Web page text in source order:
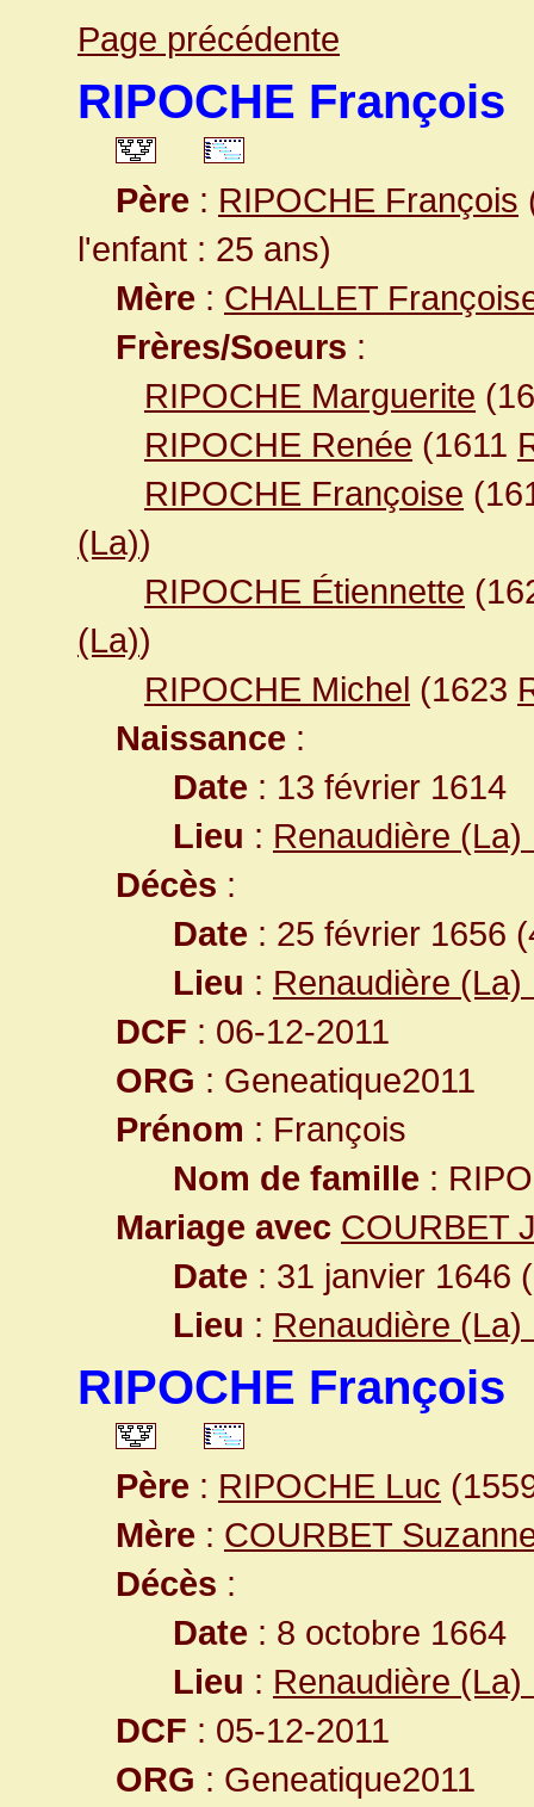
Page précédente
RIPOCHE François
Père : RIPOCHE François
l'enfant : 25 ans)
Mère : CHALLET
Frères/Soeurs :
RIPOCHE Marguerite
RIPOCHE Renée (1611
RIPOCHE Françoise
(La))
RIPOCHE Étiennette
(La))
RIPOCHE Michel (1623
Naissance :
Date : 13 février 1614
Lieu : Renaudière
Décès :
Date : 25 février 1656
Lieu : Renaudière
DCF : 06-12-2011
ORG : Geneatique2011
Prénom : François
Nom de famille :
Mariage avec COURBET
Date : 31 janvier 1646
Lieu : Renaudière
RIPOCHE François
Père : RIPOCHE Luc
Mère : COURBET
Décès :
Date : 8 octobre 1664
Lieu : Renaudière
DCF : 05-12-2011
ORG : Geneatique2011